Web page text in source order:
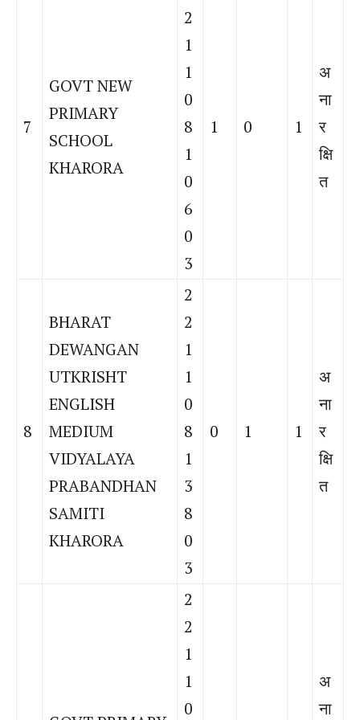
7
GOVT NEW
PRIMARY
SCHOOL
KHARORA
2
1
1
0
8
1
0
6
0
3
1 0 1
अ
ना
र
क्षि
त
8
BHARAT
DEWANGAN
UTKRISHT
ENGLISH
MEDIUM
VIDYALAYA
PRABANDHAN
SAMITI
KHARORA
2
2
1
1
0
8
1
3
8
0
3
0 1 1
अ
ना
र
क्षि
त
2
2
1
1
0
अ
ना